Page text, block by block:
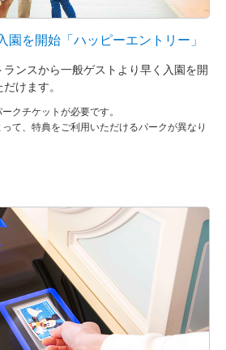
テルミラコスタ
を開始「ハッピーエントリー」
ンスから一般ゲストより早く入園を開
けます。
クチケットが必要です。
て、特典をご利用いただけるパークが異なり